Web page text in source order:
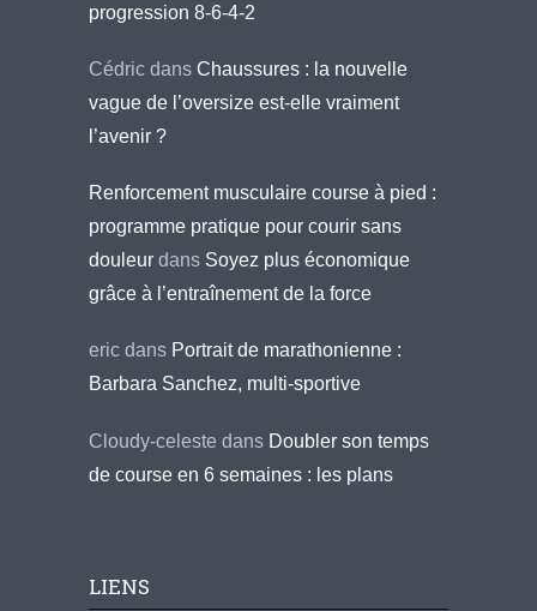
progression 8-6-4-2
Cédric dans Chaussures : la nouvelle
vague de l’oversize est-elle vraiment
l’avenir ?
Renforcement musculaire course à pied :
programme pratique pour courir sans
douleur dans Soyez plus économique
grâce à l’entraînement de la force
eric dans Portrait de marathonienne :
Barbara Sanchez, multi-sportive
Cloudy-celeste dans Doubler son temps
de course en 6 semaines : les plans
LIENS